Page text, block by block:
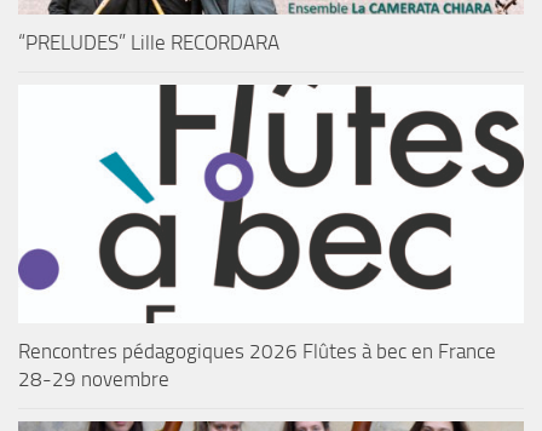
“PRELUDES” Lille RECORDARA
Rencontres pédagogiques 2026 Flûtes à bec en France
28-29 novembre